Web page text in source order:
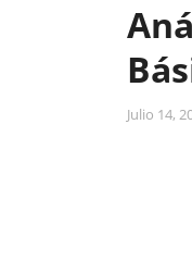
Julio 14,